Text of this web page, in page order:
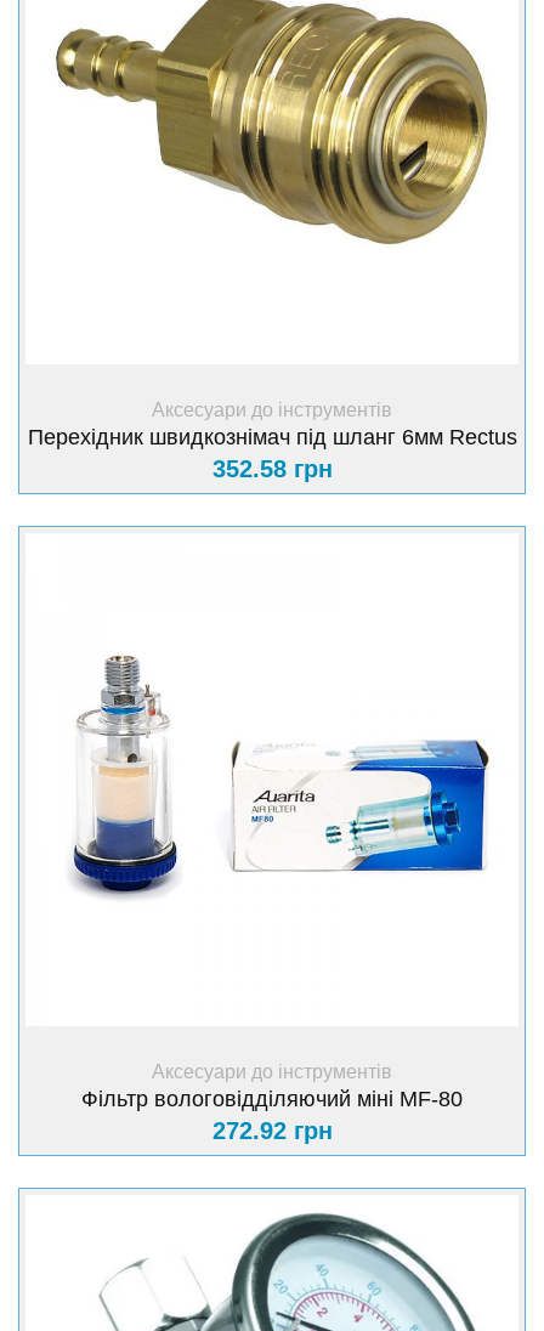
+ Купити
Аксесуари до інструментів
Перехідник швидкознімач під шланг 6мм Rectus
352.58 грн
+ Купити
Аксесуари до інструментів
Фільтр вологовідділяючий міні MF-80
272.92 грн